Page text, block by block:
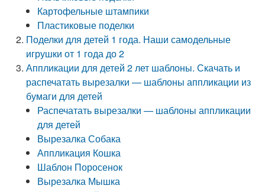
Картофельные штампики
Пластиковые поделки
Поделки для детей 1 года. Наши самодельные
игрушки от 1 года до 2
Аппликации для детей 2 лет шаблоны. Скачать и
распечатать вырезалки — шаблоны аппликации из
бумаги для детей
Распечатать вырезалки — шаблоны аппликации
для детей
Вырезалка Собака
Аппликация Кошка
Шаблон Поросенок
Вырезалка Мышка